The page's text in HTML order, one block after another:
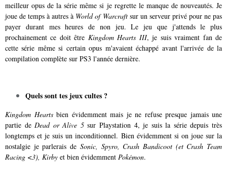
meilleur opus de la série même si je regrette le manque de nouveautés. Je
joue de temps à autres à World of Warcraftsur un serveur privé pour ne pas
payer durant mes heures de non jeu. Le jeu que j'attends le plus
prochainement ce doit être Kingdom Hearts III, je suis vraiment fan de
cette série même si certain opus m'avaient échappé avant l'arrivée de la
compilation complète sur PS3 l'année dernière.
Quels sont tes jeux cultes ?
Kingdom Heartsbien évidemment mais je ne refuse presque jamais une
partie deDead or Alive 5sur Playstation 4, je suis la série depuis très
longtemps et je suis un inconditionnel. Bien évidemment si on joue sur la
nostalgie je parlerais de Sonic, Spyro, Crash Bandicoot (et Crash Team
Racing <3), Kirby et bien évidemment Pokémon.